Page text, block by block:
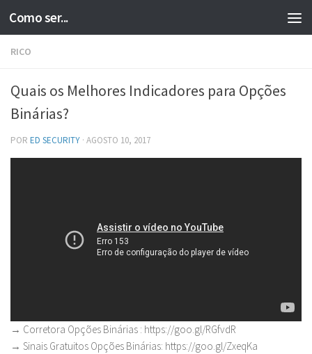
Skip to content
Como ser...
RICO
Quais os Melhores Indicadores para Opções
Binárias?
POR ED SECURITY · AGOSTO 10, 2017
→ Corretora Opções Binárias : https://goo.gl/RGfvdR
→ Sinais Gratuitos Opções Binárias: https://goo.gl/ZxeqKa